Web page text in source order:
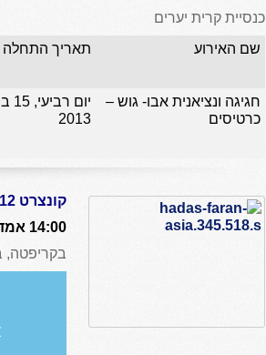
כנסיית קרית יערים
שם האירוע
תאריך התחלה
חגיגה ונציאנית אבו- גוש –
כרטיסים
יום
2013
קונצרט 12.
14:00 אמדיאוס מוצרט – “פנטזיה רומנטית”
בקריפטה,